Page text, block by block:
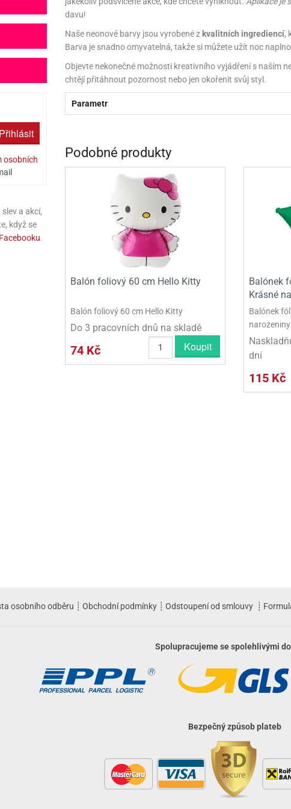
PRINCEZNY
SCOOBY DOO
SPONGE BOB
STAR WARS
TROLLS - TROLOVÉ
Přihlásit
osobních
a akcí,
když se
Facebooku.
davu!
Naše neonové barvy jsou vyrobené z kvalitních ingrediencí,
Barva je snadno omyvatelná, takže si můžete užít noc
Objevte nekonečné možnosti kreativního vyjádření s naším
chtějí přitáhnout pozornost nebo jen okořenit svůj styl.
Parametr
Podobné produkty
Balón foliový 60 cm Hello Kitty
Balón foliový 60 cm Hello Kitty
Do 3 pracovních dnů na skladě
74 Kč Koupit
Balónek
Krásné
Balónek
dní
115 Kč
osobního odběru ┊ Obchodní podmínky ┊ Odstoupení od smlouvy ┊
Spolupracujeme se spolehlivými
Bezpečný způsob plateb